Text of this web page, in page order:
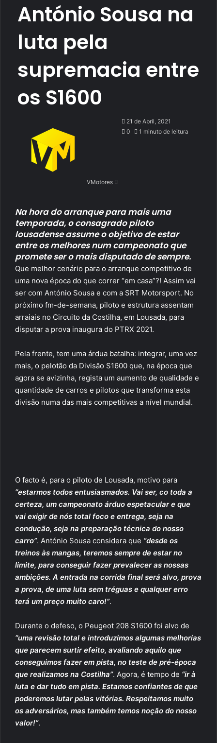
António Sousa na
luta pela
supremacia entre
os S1600
VMotores
Send
an
21 de Abril, 2021
0
1 minuto de leitura
Na hora do arranque para mais uma
temporada, o consagrado piloto
lousadense assume o objetivo de estar
entre os melhores num campeonato que
promete ser o mais disputado de sempre.
Que melhor cenário para o arranque competitivo de
uma nova época do que correr “em casa”?! Assim vai
ser com António Sousa e com a SRT Motorsport. No
próximo fm-de-semana, piloto e estrutura assentam
arraiais no Circuito da Costilha, em Lousada, para
disputar a prova inaugura do PTRX 2021.
Pela frente, tem uma árdua batalha: integrar, uma vez
mais, o pelotão da Divisão S1600 que, na época que
agora se avizinha, regista um aumento de qualidade e
quantidade de carros e pilotos que transforma esta
divisão numa das mais competitivas a nível mundial.
O facto é, para o piloto de Lousada, motivo para
“estarmos todos entusiasmados. Vai ser, co toda a
certeza, um campeonato árduo espetacular e que
vai exigir de nós total foco e entrega, seja na
condução, seja na preparação técnica do nosso
carro”. António Sousa considera que “desde os
treinos às mangas, teremos sempre de estar no
limite, para conseguir fazer prevalecer as nossas
ambições. A entrada na corrida final será alvo, prova
a prova, de uma luta sem tréguas e qualquer erro
terá um preço muito caro!”.
Durante o defeso, o Peugeot 208 S1600 foi alvo de
“uma revisão total e introduzimos algumas melhorias
que parecem surtir efeito, avaliando aquilo que
conseguimos fazer em pista, no teste de pré-época
que realizamos na Costilha”. Agora, é tempo de “ir à
luta e dar tudo em pista. Estamos confiantes de que
poderemos lutar pelas vitórias. Respeitamos muito
os adversários, mas também temos noção do nosso
valor!”.